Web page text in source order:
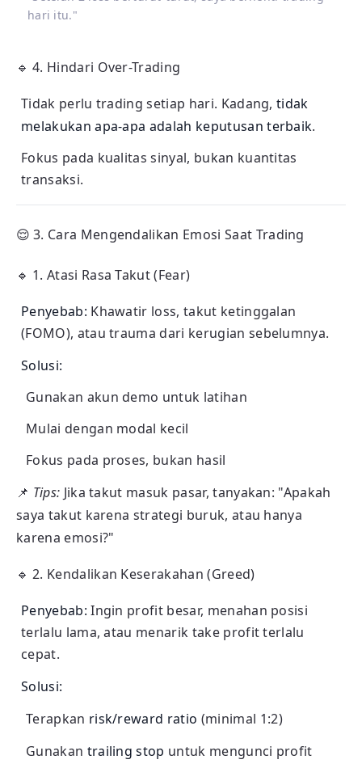
hari itu."
🔹 4. Hindari Over-Trading
Tidak perlu trading setiap hari. Kadang,tidak
melakukan apa-apa adalah keputusan terbaik.
Fokus pada kualitas sinyal, bukan kuantitas
transaksi.
😌 3. Cara Mengendalikan Emosi Saat Trading
🔹 1. Atasi Rasa Takut (Fear)
Penyebab: Khawatir loss, takut ketinggalan
(FOMO), atau trauma dari kerugian sebelumnya.
Solusi:
Gunakan akun demo untuk latihan
Mulai dengan modal kecil
Fokus pada proses, bukan hasil
📌 Tips: Jika takut masuk pasar, tanyakan: "Apakah
saya takut karena strategi buruk, atau hanya
karena emosi?"
🔹 2. Kendalikan Keserakahan (Greed)
Penyebab: Ingin profit besar, menahan posisi
terlalu lama, atau menarik take profit terlalu
cepat.
Solusi:
Terapkan risk/reward ratio (minimal 1:2)
Gunakan trailing stop untuk mengunci profit